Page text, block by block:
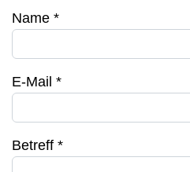
Name *
E-Mail *
Betreff *